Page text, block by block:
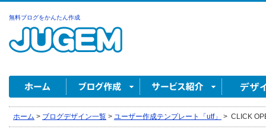
無料ブログをかんたん作成
ホーム > ブログデザイン一覧 > ユーザー作成テンプレート「utf」 > CLICK